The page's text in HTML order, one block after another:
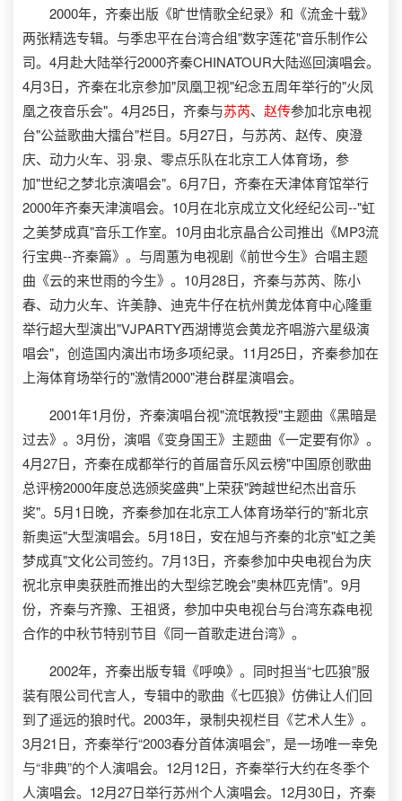
2000年，齐秦出版《旷世情歌全纪录》和《流金十载》
两张精选专辑。与季忠平在台湾合组"数字莲花"音乐制作公
司。4月赴大陆举行2000齐秦CHINATOUR大陆巡回演唱会。
4月3日，齐秦在北京参加"凤凰卫视"纪念五周年举行的"火凤
凰之夜音乐会"。4月25日，齐秦与苏芮、 赵传参加北京电视
台"公益歌曲大擂台"栏目。5月27日，与苏芮、赵传、庾澄
庆、动力火车、羽·泉、零点乐队在北京工人体育场，参
加"世纪之梦北京演唱会"。6月7日，齐秦在天津体育馆举行
2000年齐秦天津演唱会。10月在北京成立文化经纪公司--"虹
之美梦成真"音乐工作室。10月由北京晶合公司推出《MP3流
行宝典--齐秦篇》。与周蕙为电视剧《前世今生》合唱主题
曲《云的来世雨的今生》。10月28日，齐秦与苏芮、陈小
春、动力火车、许美静、迪克牛仔在杭州黄龙体育中心隆重
举行超大型演出"VJPARTY西湖博览会黄龙齐唱游六星级演
唱会"，创造国内演出市场多项纪录。11月25日，齐秦参加在
上海体育场举行的"激情2000"港台群星演唱会。
2001年1月份，齐秦演唱台视"流氓教授"主题曲《黑暗是
过去》。3月份，演唱《变身国王》主题曲《一定要有你》。
4月27日，齐秦在成都举行的首届音乐风云榜"中国原创歌曲
总评榜2000年度总选颁奖盛典"上荣获"跨越世纪杰出音乐
奖"。5月1日晚，齐秦参加在北京工人体育场举行的"新北京
新奥运"大型演唱会。5月18日，安在旭与齐秦的北京"虹之美
梦成真"文化公司签约。7月13日，齐秦参加中央电视台为庆
祝北京申奥获胜而推出的大型综艺晚会"奥林匹克情"。9月
份，齐秦与齐豫、王祖贤，参加中央电视台与台湾东森电视
合作的中秋节特别节目《同一首歌走进台湾》。
2002年，齐秦出版专辑《呼唤》。同时担当“七匹狼”服
装有限公司代言人，专辑中的歌曲《七匹狼》仿佛让人们回
到了遥远的狼时代。2003年，录制央视栏目《艺术人生》。
3月21日，齐秦举行“2003春分首体演唱会”，是一场唯一幸免
与“非典”的个人演唱会。12月12日，齐秦举行大约在冬季个
人演唱会。12月27日举行苏州个人演唱会。12月30日，齐秦